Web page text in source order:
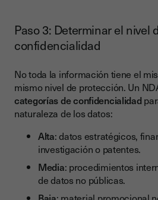
Paso 3: Determinar el nivel
confidencialidad
No toda la información tiene el
mismo nivel de protección. Un
categorías de confidencialidad
naturaleza de los datos:
Alta: datos estratégicos,
investigación o patentes.
Media: procedimientos
de datos no públicas.